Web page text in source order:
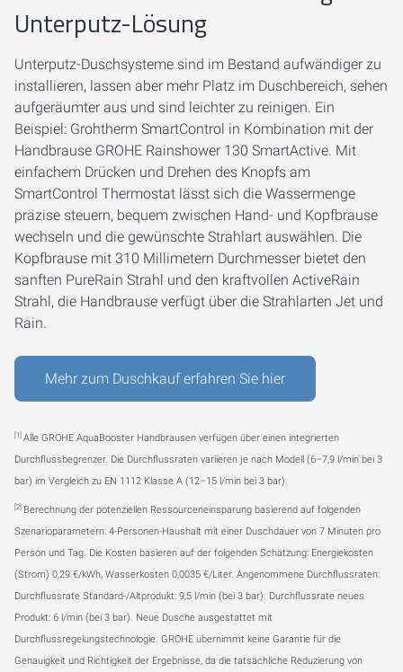
Unterputz-Lösung
Unterputz-Duschsysteme sind im Bestand aufwändiger zu
installieren, lassen aber mehr Platz im Duschbereich, sehen
aufgeräumter aus und sind leichter zu reinigen. Ein
Beispiel: Grohtherm SmartControl in Kombination mit der
Handbrause GROHE Rainshower 130 SmartActive. Mit
einfachem Drücken und Drehen des Knopfs am
SmartControl Thermostat lässt sich die Wassermenge
präzise steuern, bequem zwischen Hand- und Kopfbrause
wechseln und die gewünschte Strahlart auswählen. Die
Kopfbrause mit 310 Millimetern Durchmesser bietet den
sanften PureRain Strahl und den kraftvollen ActiveRain
Strahl, die Handbrause verfügt über die Strahlarten Jet und
Rain.
Mehr zum Duschkauf erfahren Sie hier
[1] Alle GROHE AquaBooster Handbrausen verfügen über einen integrierten
Durchflussbegrenzer. Die Durchflussraten variieren je nach Modell (6–7,9 l/min bei 3
bar) im Vergleich zu EN 1112 Klasse A (12–15 l/min bei 3 bar).
[2] Berechnung der potenziellen Ressourceneinsparung basierend auf folgenden
Szenarioparametern: 4-Personen-Haushalt mit einer Duschdauer von 7 Minuten pro
Person und Tag. Die Kosten basieren auf der folgenden Schätzung: Energiekosten
(Strom) 0,29 €/kWh, Wasserkosten 0,0035 €/Liter. Angenommene Durchflussraten:
Durchflussrate Standard-/Altprodukt: 9,5 l/min (bei 3 bar). Durchflussrate neues
Produkt: 6 l/min (bei 3 bar). Neue Dusche ausgestattet mit
Durchflussregelungstechnologie. GROHE übernimmt keine Garantie für die
Genauigkeit und Richtigkeit der Ergebnisse, da die tatsächliche Reduzierung von